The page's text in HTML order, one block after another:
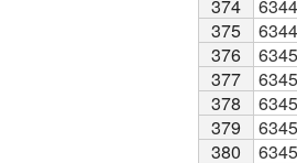
374
375
376
377
378
379
380
374
375
376
377
378
379
380